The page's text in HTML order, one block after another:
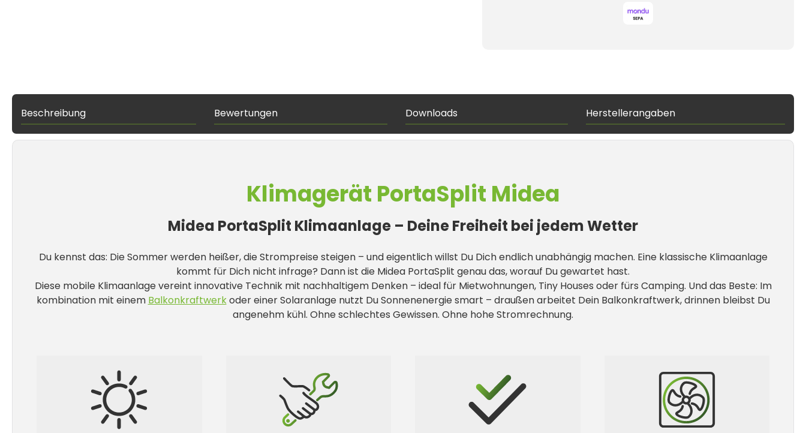
Beschreibung Bewertungen Downloads Herstellerangaben
Klimagerät PortaSplit Midea
Midea PortaSplit Klimaanlage – Deine Freiheit bei jedem Wetter
Du kennst das: Die Sommer werden heißer, die Strompreise steigen – und eigentlich willst Du Dich endlich unabhängig machen. Eine klassische Klimaanlage
kommt für Dich nicht infrage? Dann ist die Midea PortaSplit genau das, worauf Du gewartet hast.
Diese mobile Klimaanlage vereint innovative Technik mit nachhaltigem Denken – ideal für Mietwohnungen, Tiny Houses oder fürs Camping. Und das Beste: Im
kombination mit einem Balkonkraftwerkoder einer Solaranlage nutzt Du Sonnenenergie smart – draußen arbeitet Dein Balkonkraftwerk, drinnen bleibst Du
angenehm kühl. Ohne schlechtes Gewissen. Ohne hohe Stromrechnung.